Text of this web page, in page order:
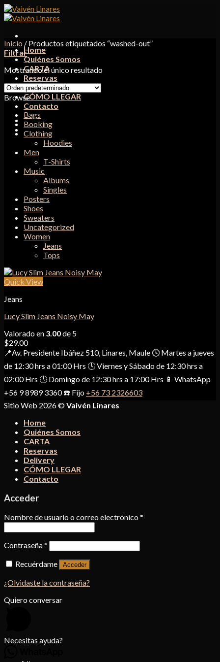
Skip
to
Home
Quiénes Somos
CARTA
Reservas
Delivery
CÓMO LLEGAR
Contacto
Inicio / Productos etiquetados “washed-out”
Filtrar
Mostrando el único resultado
Browse
Bags
Booking
Clothing
Hoodies
Men
T-Shirts
Music
Albums
Singles
Posters
Shoes
Sweaters
Uncategorized
Women
Jeans
Tops
Quick View
Jeans
Lucy Slim Jeans Noisy May
Valorado en 3.00de 5
$29.00
📍Av. Presidente Ibáñez 510, Linares, Maule 🕓 Martes a jueves
de 12:30 hrs a 01:00 Hrs 🕓 Viernes y Sábado de 12:30 hrs a
02:00 Hrs 🕓 Domingo de 12:30 hrs a 17:00 Hrs 📱 WhatsApp
+56 9 8989 3360 ☎️ Fijo +56 73 2326603
Sitio Web 2026 ©Vaivén Linares
Home
Quiénes Somos
CARTA
Reservas
Delivery
CÓMO LLEGAR
Contacto
Acceder
Nombre de usuario o correo electrónico*
Contraseña*
Recuérdame
Acceder
¿Olvidaste la contraseña?
Quiero conversar
Necesitas ayuda?